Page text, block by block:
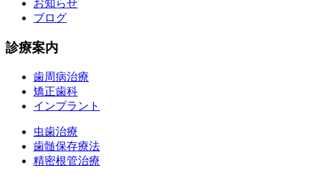
お知らせ
ブログ
診療案内
歯周病治療
矯正歯科
インプラント
虫歯治療
歯髄保存療法
精密根管治療